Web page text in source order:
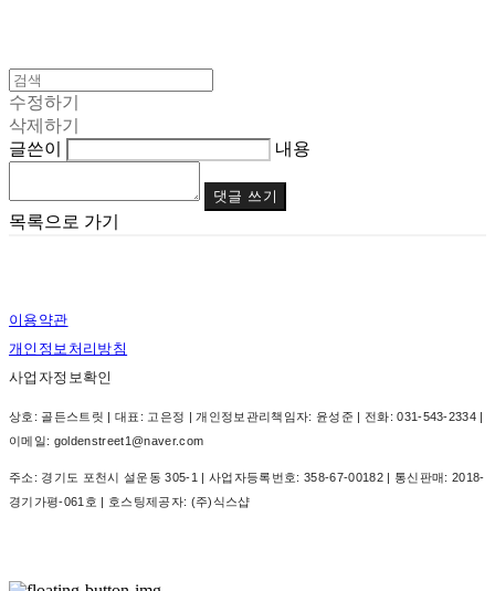
수정하기
삭제하기
글쓴이
내용
댓글 쓰기
목록으로 가기
이용약관
개인정보처리방침
사업자정보확인
상호: 골든스트릿 | 대표: 고은정 | 개인정보관리책임자: 윤성준 | 전화: 031-543-2334 |
이메일: goldenstreet1@naver.com
주소: 경기도 포천시 설운동 305-1 | 사업자등록번호: 358-67-00182| 통신판매: 2018-
경기가평-061호 | 호스팅제공자: (주)식스샵